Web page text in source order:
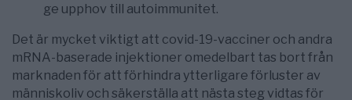
ge upphov till autoimmunitet.
Det är mycket viktigt att covid-19-vacciner och andra
mRNA-baserade injektioner omedelbart tas bort från
marknaden för att förhindra ytterligare förluster av
människoliv och säkerställa att nästa steg vidtas för